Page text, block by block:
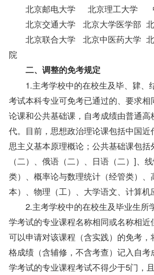
北京邮电大学 北京理工大学
北京交通大学 北京大学医学部 北
北京联合大学 北京中医药大学 北
院
二、调整的免考规定
1.主考学校中的在校生及毕、肄、
考试本科专业可免考已通过的、要求相
论课和公共基础课，自考成绩由普通高
代。目前，思想政治理论课包括中国近
思主义基本原理概论 ；公共基础课包括
（二） 、俄语（二）、日语（二）]、
类） 、 概率论与数理统计（经管类） 、
本）、物理（工）、 大学语文、 计算机
2.主考学校中的在校生及毕业生所
学考试的专业课程名称相同或名称相近
可以申请对该课程（含实践）的免考，
格成绩（含辅修，不含考查）记入自考
学考试的专业课程考试不得少于5门，